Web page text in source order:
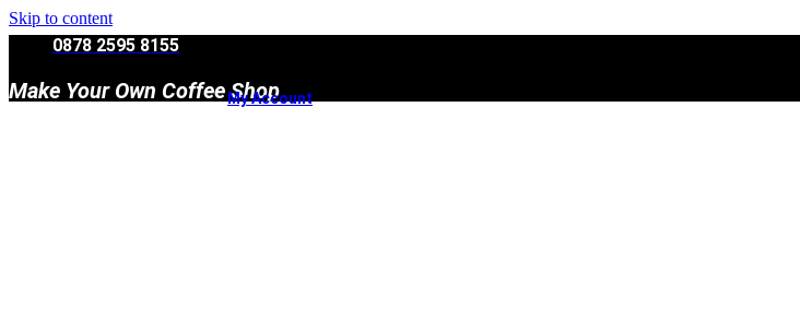
Skip to content
0878 2595 8155
Make Your Own Coffee Shop
My Account